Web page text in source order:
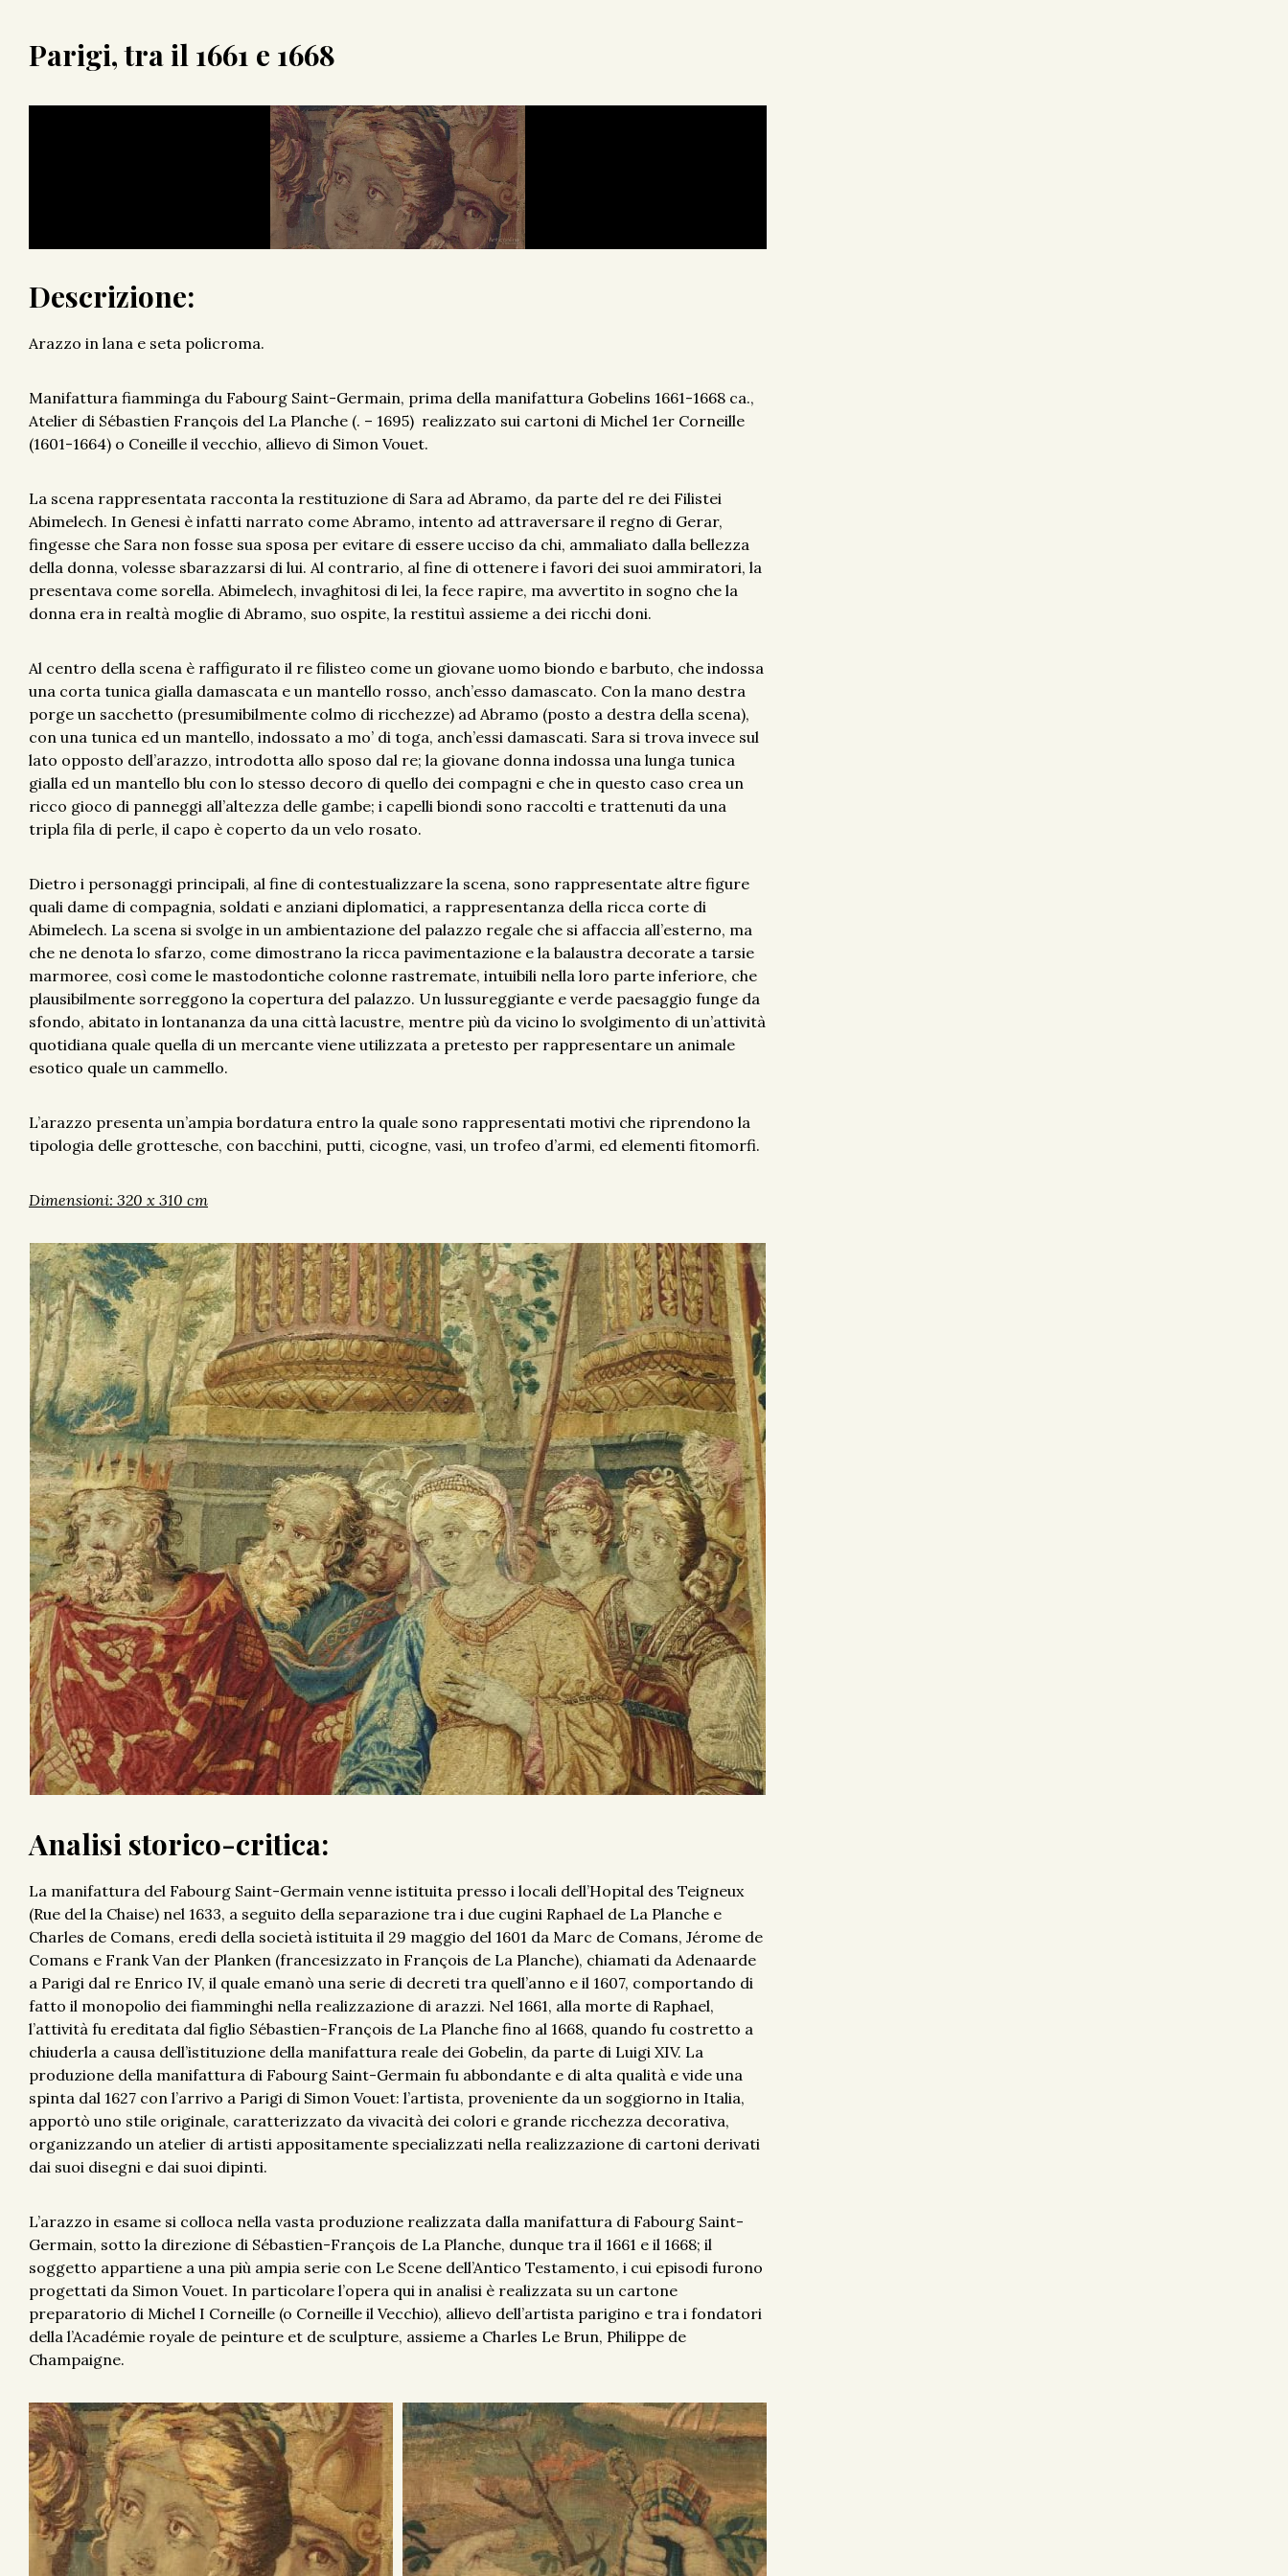
Parigi, tra il 1661 e 1668
Descrizione:
Arazzo in lana e seta policroma.
Manifattura fiamminga du Fabourg Saint-Germain, prima della manifattura Gobelins 1661-1668 ca.,
Atelier di Sébastien François del La Planche (. – 1695) realizzato sui cartoni di Michel 1er Corneille
(1601-1664) o Coneille il vecchio, allievo di Simon Vouet.
La scena rappresentata racconta la restituzione di Sara ad Abramo, da parte del re dei Filistei
Abimelech. In Genesi è infatti narrato come Abramo, intento ad attraversare il regno di Gerar,
fingesse che Sara non fosse sua sposa per evitare di essere ucciso da chi, ammaliato dalla bellezza
della donna, volesse sbarazzarsi di lui. Al contrario, al fine di ottenere i favori dei suoi ammiratori, la
presentava come sorella. Abimelech, invaghitosi di lei, la fece rapire, ma avvertito in sogno che la
donna era in realtà moglie di Abramo, suo ospite, la restituì assieme a dei ricchi doni.
Al centro della scena è raffigurato il re filisteo come un giovane uomo biondo e barbuto, che indossa
una corta tunica gialla damascata e un mantello rosso, anch’esso damascato. Con la mano destra
porge un sacchetto (presumibilmente colmo di ricchezze) ad Abramo (posto a destra della scena),
con una tunica ed un mantello, indossato a mo’ di toga, anch’essi damascati. Sara si trova invece sul
lato opposto dell’arazzo, introdotta allo sposo dal re; la giovane donna indossa una lunga tunica
gialla ed un mantello blu con lo stesso decoro di quello dei compagni e che in questo caso crea un
ricco gioco di panneggi all’altezza delle gambe; i capelli biondi sono raccolti e trattenuti da una
tripla fila di perle, il capo è coperto da un velo rosato.
Dietro i personaggi principali, al fine di contestualizzare la scena, sono rappresentate altre figure
quali dame di compagnia, soldati e anziani diplomatici, a rappresentanza della ricca corte di
Abimelech. La scena si svolge in un ambientazione del palazzo regale che si affaccia all’esterno, ma
che ne denota lo sfarzo, come dimostrano la ricca pavimentazione e la balaustra decorate a tarsie
marmoree, così come le mastodontiche colonne rastremate, intuibili nella loro parte inferiore, che
plausibilmente sorreggono la copertura del palazzo. Un lussureggiante e verde paesaggio funge da
sfondo, abitato in lontananza da una città lacustre, mentre più da vicino lo svolgimento di un’attività
quotidiana quale quella di un mercante viene utilizzata a pretesto per rappresentare un animale
esotico quale un cammello.
L’arazzo presenta un’ampia bordatura entro la quale sono rappresentati motivi che riprendono la
tipologia delle grottesche, con bacchini, putti, cicogne, vasi, un trofeo d’armi, ed elementi fitomorfi.
Dimensioni: 320 x 310 cm
Analisi storico-critica:
La manifattura del Fabourg Saint-Germain venne istituita presso i locali dell’Hopital des Teigneux
(Rue del la Chaise) nel 1633, a seguito della separazione tra i due cugini Raphael de La Planche e
Charles de Comans, eredi della società istituita il 29 maggio del 1601 da Marc de Comans, Jérome de
Comans e Frank Van der Planken (francesizzato in François de La Planche), chiamati da Adenaarde
a Parigi dal re Enrico IV, il quale emanò una serie di decreti tra quell’anno e il 1607, comportando di
fatto il monopolio dei fiamminghi nella realizzazione di arazzi. Nel 1661, alla morte di Raphael,
l’attività fu ereditata dal figlio Sébastien-François de La Planche fino al 1668, quando fu costretto a
chiuderla a causa dell’istituzione della manifattura reale dei Gobelin, da parte di Luigi XIV. La
produzione della manifattura di Fabourg Saint-Germain fu abbondante e di alta qualità e vide una
spinta dal 1627 con l’arrivo a Parigi di Simon Vouet: l’artista, proveniente da un soggiorno in Italia,
apportò uno stile originale, caratterizzato da vivacità dei colori e grande ricchezza decorativa,
organizzando un atelier di artisti appositamente specializzati nella realizzazione di cartoni derivati
dai suoi disegni e dai suoi dipinti.
L’arazzo in esame si colloca nella vasta produzione realizzata dalla manifattura di Fabourg Saint-
Germain, sotto la direzione di Sébastien-François de La Planche, dunque tra il 1661 e il 1668; il
soggetto appartiene a una più ampia serie con Le Scene dell’Antico Testamento, i cui episodi furono
progettati da Simon Vouet. In particolare l’opera qui in analisi è realizzata su un cartone
preparatorio di Michel I Corneille (o Corneille il Vecchio), allievo dell’artista parigino e tra i fondatori
della l’Académie royale de peinture et de sculpture, assieme a Charles Le Brun, Philippe de
Champaigne.